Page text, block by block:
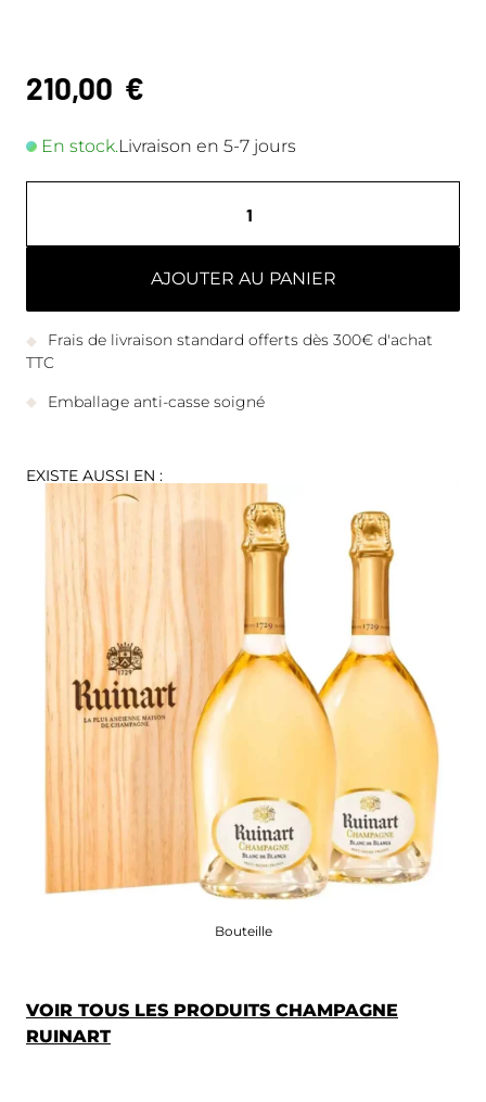
210,00 €
En stock.Livraison en 5-7 jours
AJOUTER AU PANIER
Frais de livraison standard offerts dès 300€ d'achat
TTC
Emballage anti-casse soigné
EXISTE AUSSI EN :
Bouteille
VOIR TOUS LES PRODUITS CHAMPAGNE
RUINART